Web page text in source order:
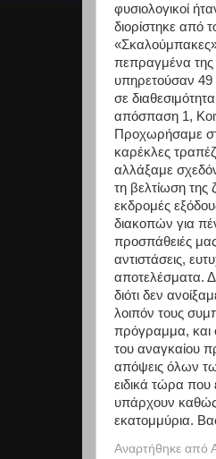
φυσιολογικοί
διορίστηκε από
πεπραγμένα
υπηρετούσαν 49
σε
απόσπαση 1,
Προχωρήσαμε
καρέκλες
αλλάξαμε
τη βελτίωση
εκδρομές
διακοπών για
προσπάθειές
αντιστάσεις,
αποτελέσματα.
διότι δεν
λοιπόν τους
πρόγραμμα, και
του αναγκαίου
απόψεις όλων
ειδικά τώρα που
υπάρχουν καθώς
εκατομμύρια.
Αναρτήθηκε από